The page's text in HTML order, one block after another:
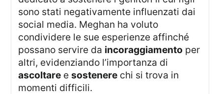
sono stati negativamente influenzati dai
social media. Meghan ha voluto
condividere le sue esperienze affinché
possano servire da incoraggiamento per
altri, evidenziando l’importanza di
ascoltare esostenere chi si trova in
momenti difficili.